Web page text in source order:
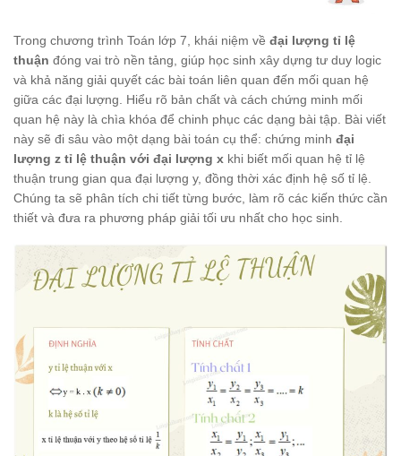
Trong chương trình Toán lớp 7, khái niệm về đại lượng tỉ lệ
thuận đóng vai trò nền tảng, giúp học sinh xây dựng tư duy logic
và khả năng giải quyết các bài toán liên quan đến mối quan hệ
giữa các đại lượng. Hiểu rõ bản chất và cách chứng minh mối
quan hệ này là chìa khóa để chinh phục các dạng bài tập. Bài viết
này sẽ đi sâu vào một dạng bài toán cụ thể: chứng minh đại
lượng z tỉ lệ thuận với đại lượng x khi biết mối quan hệ tỉ lệ
thuận trung gian qua đại lượng y, đồng thời xác định hệ số tỉ lệ.
Chúng ta sẽ phân tích chi tiết từng bước, làm rõ các kiến thức cần
thiết và đưa ra phương pháp giải tối ưu nhất cho học sinh.